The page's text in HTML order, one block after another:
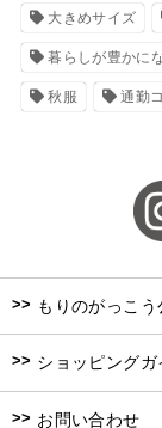
大きめサイズ
暮らしが豊かに
秋服 通勤
>> もりのがっこ
>> ショッピングガ
>> お問い合わせ